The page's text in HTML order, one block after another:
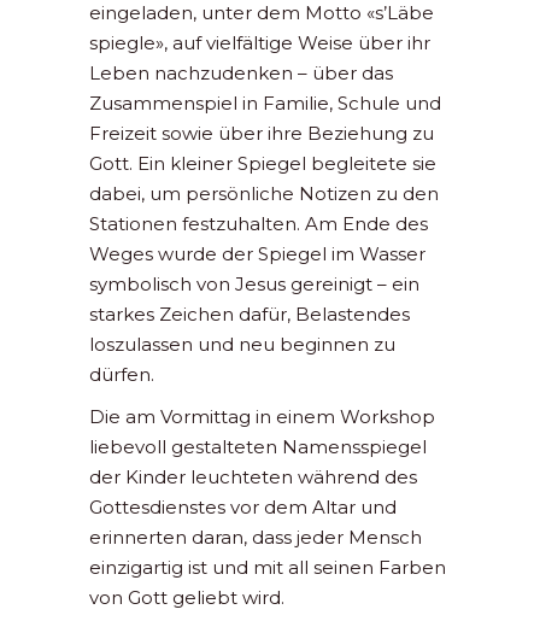
eingeladen, unter dem Motto «s’Läbe
spiegle», auf vielfältige Weise über ihr
Leben nachzudenken – über das
Zusammenspiel in Familie, Schule und
Freizeit sowie über ihre Beziehung zu
Gott. Ein kleiner Spiegel begleitete sie
dabei, um persönliche Notizen zu den
Stationen festzuhalten. Am Ende des
Weges wurde der Spiegel im Wasser
symbolisch von Jesus gereinigt – ein
starkes Zeichen dafür, Belastendes
loszulassen und neu beginnen zu
dürfen.
Die am Vormittag in einem Workshop
liebevoll gestalteten Namensspiegel
der Kinder leuchteten während des
Gottesdienstes vor dem Altar und
erinnerten daran, dass jeder Mensch
einzigartig ist und mit all seinen Farben
von Gott geliebt wird.